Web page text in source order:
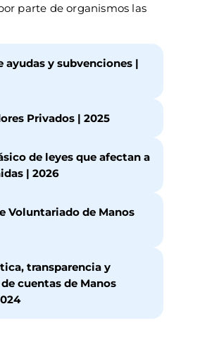
parte de organismos las
ayudas y subvenciones |
Privados | 2025
de leyes que afectan a
| 2026
Voluntariado de Manos
transparencia y
cuentas de Manos